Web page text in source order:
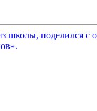
поделился